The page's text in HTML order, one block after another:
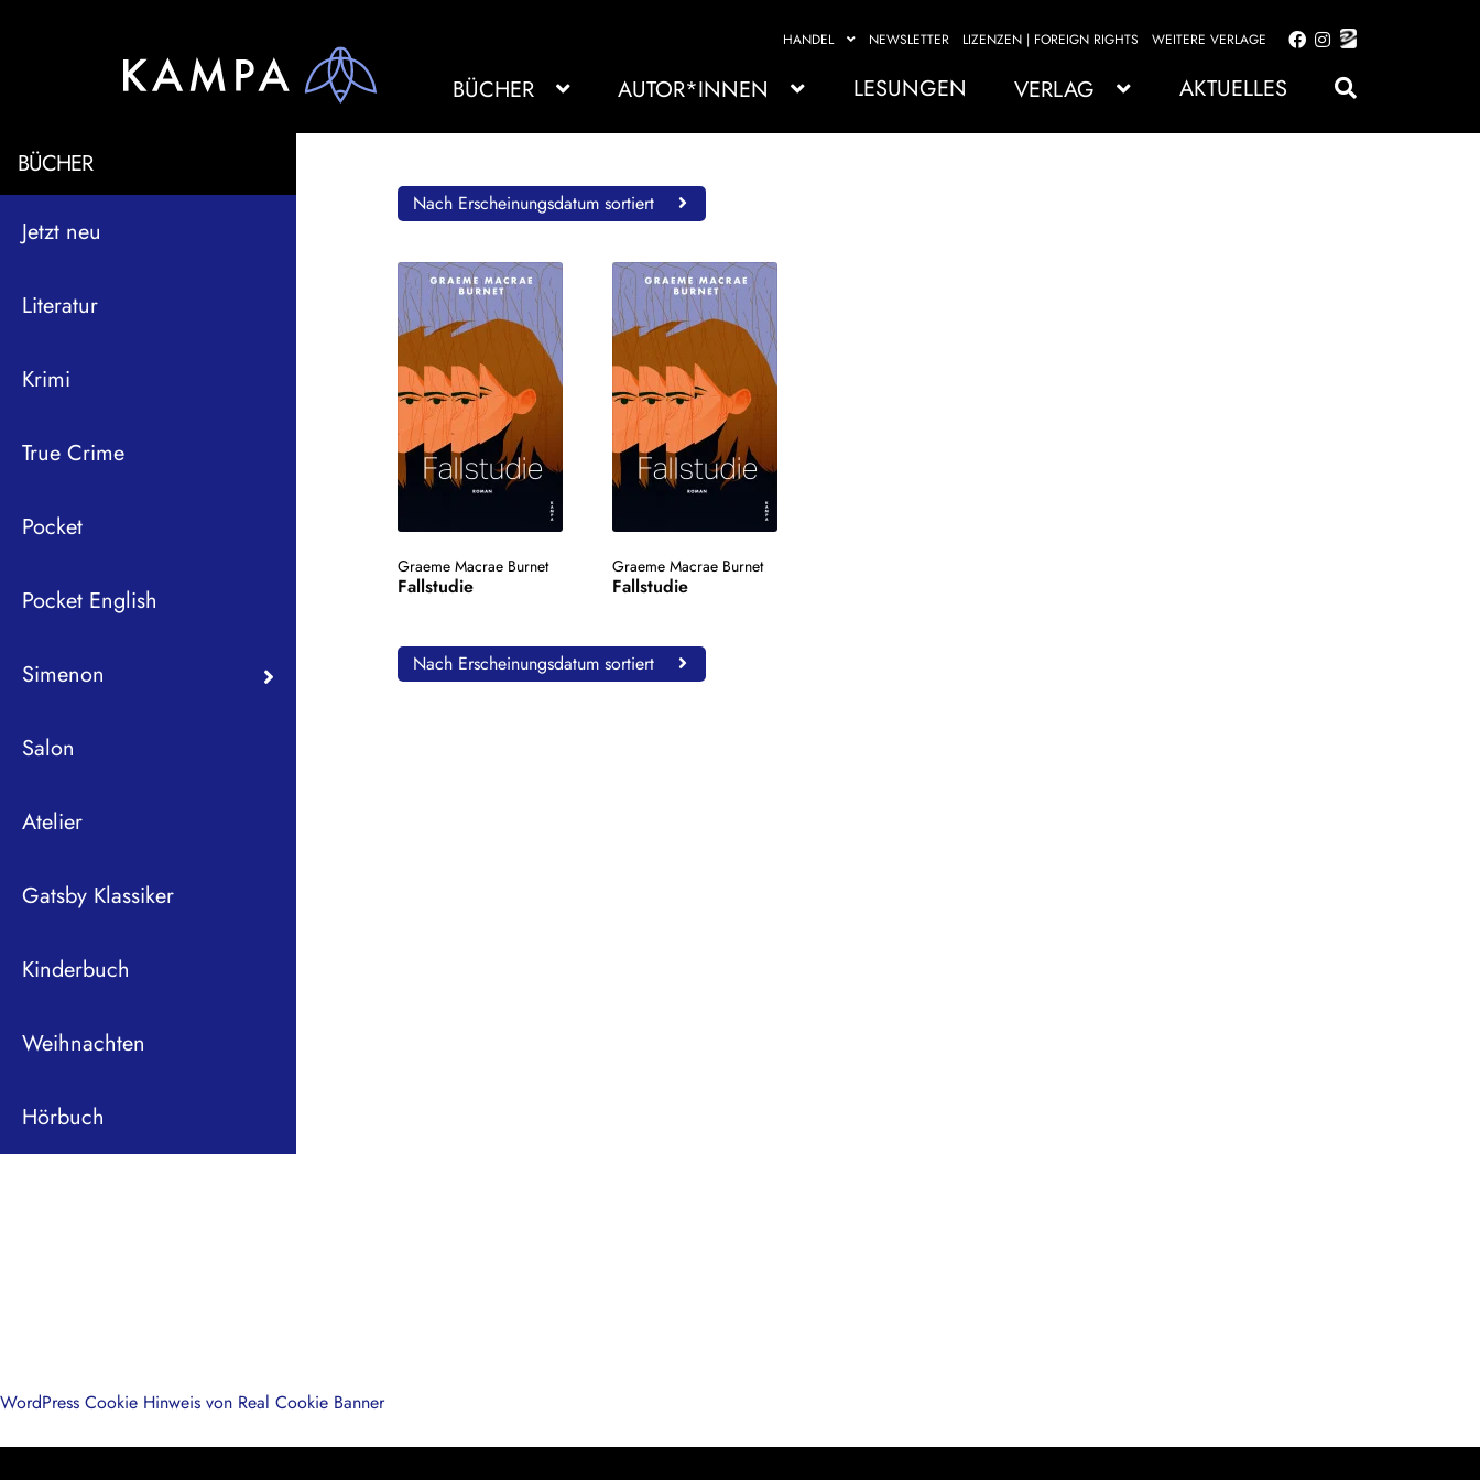
HANDEL NEWSLETTER LIZENZEN | FOREIGN RIGHTS WEITERE VERLAGE
Zur
springen
Zum
springen
BÜCHER AUTOR*INNEN LESUNGEN VERLAG AKTUELLES
BÜCHER
Jetzt neu
Literatur
Krimi
True Crime
Pocket
Pocket English
Simenon
Salon
Atelier
Gatsby Klassiker
Kinderbuch
Weihnachten
Hörbuch
Nach Erscheinungsdatum sortiert
Graeme Macrae Burnet
Fallstudie
Graeme Macrae Burnet
Fallstudie
Nach Erscheinungsdatum sortiert
WordPress Cookie Hinweis von Real Cookie Banner